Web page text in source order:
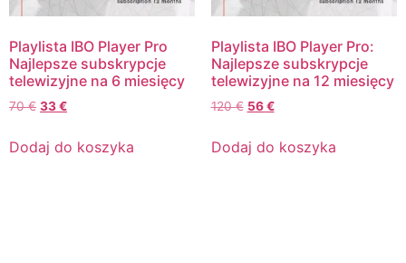
Playlista IBO Player Pro
Najlepsze subskrypcje
telewizyjne na 6 miesięcy
70€ 33€
Dodaj do koszyka
Playlista IBO Player Pro:
Najlepsze subskrypcje
telewizyjne na 12 miesięcy
120€ 56€
Dodaj do koszyka